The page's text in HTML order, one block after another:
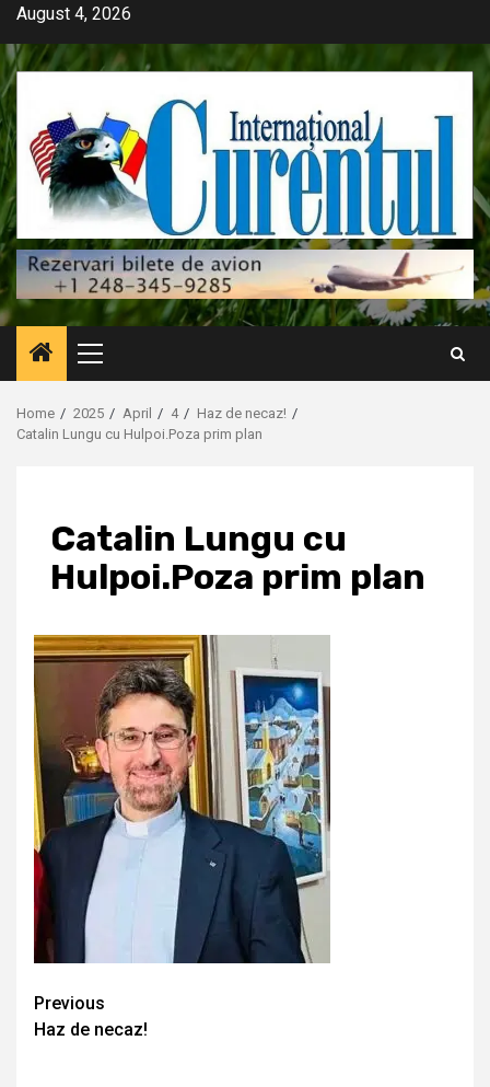
Skip
content
August 4, 2026
Primary
Menu
Home 2025 April 4
Haz de necaz!
Catalin Lungu cu Hulpoi.Poza prim plan
Catalin Lungu cu
Hulpoi.Poza prim plan
Continue
Reading
Previous
Haz de necaz!